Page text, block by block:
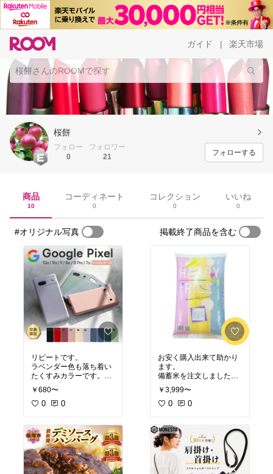
ガイド 楽天市場
桜餅
フォロー
0
フォロワー
21
フォローする
商品
10
コーディネート
0
コレクション
0
いいね
0
#オリジナル写真 掲載終了商品を含む
リピートです。
ラベンダー色も落ち着い
たくすみカラーです。
手触りもサラサラで気に
入ってますが、汚れが付
きやすいのだけが、残念
ブルなので、色違いで購
入して着せ替えしていま
す。
￥680〜
0 0
お安く購入出来て助かり
ます。
備蓄米を注文しました
が、何時入荷になるか不
明らしく、こちらを購入
しました。
まだ食べては無いので楽
しみにしておきます。
￥3,999〜
0 0